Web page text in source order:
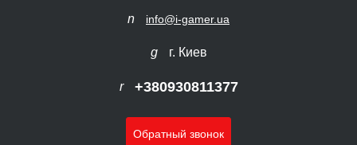
info@i-gamer.ua
г. Киев
+380930811377
Обратный звонок